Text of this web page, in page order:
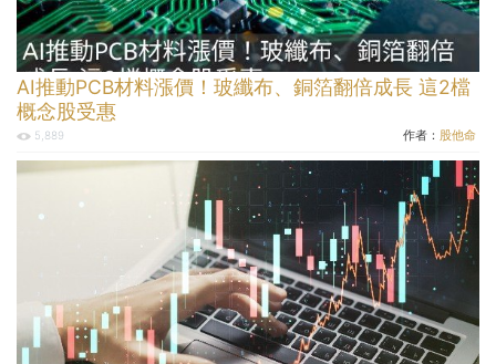
AI推動PCB材料漲價！玻纖布、銅箔翻倍成長 這2檔
概念股受惠
5,889 作者： 股他命